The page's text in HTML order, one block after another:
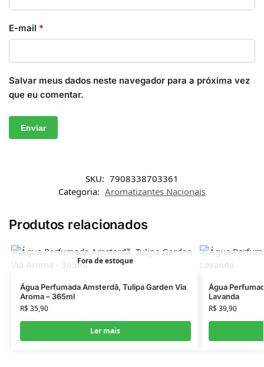
E-mail *
Salvar meus dados neste navegador para a próxima vez
que eu comentar.
SKU: 7908338703361
Categoria: Aromatizantes Nacionais
Produtos relacionados
Fora de estoque
Água Perfumada Amsterdã, Tulipa Garden Via
Aroma – 365ml
R$35,90
Ler mais
Água
Lavanda
R$39,90